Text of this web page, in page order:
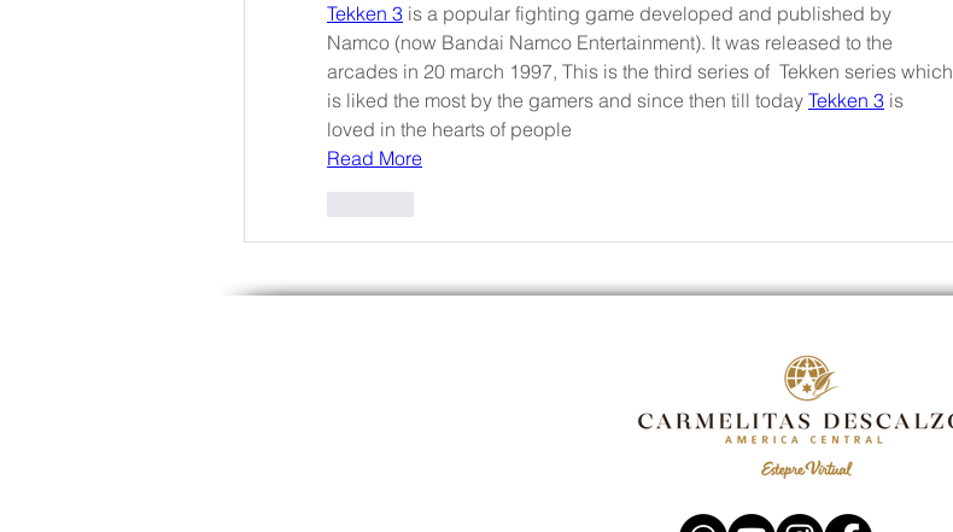
Tekken 3 is a popular fighting game developed and published by
Namco (now Bandai Namco Entertainment). It was released to the
arcades in 20 march 1997, This is the third series of  Tekken series which
is liked the most by the gamers and since then till today Tekken 3 is
loved in the hearts of people
Read More